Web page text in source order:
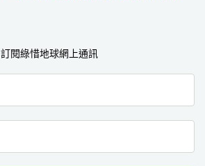
訂閱綠惜地球網上通訊